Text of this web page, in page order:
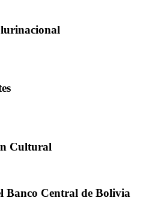
Cultural
Banco Central de Bolivia